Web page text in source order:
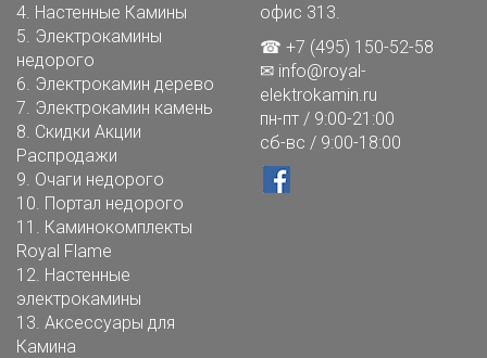
4. Настенные Камины
5. Электрокамины
недорого
6. Электрокамин дерево
7. Электрокамин камень
8. Скидки Акции
Распродажи
9. Очаги недорого
10. Портал недорого
11. Каминокомплекты
Royal Flame
12. Настенные
электрокамины
13. Аксессуары для
Камина
офис 313.
☎ +7 (495) 150-52-58
✉ info@royal-
elektrokamin.ru
пн-пт / 9:00-21:00
сб-вс / 9:00-18:00